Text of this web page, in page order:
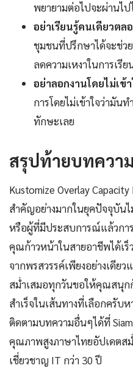
พยายามต่อไปจะผ่านไ
อย่าเรียนรู้คนเดียวตล
ชุมชนที่ปรึกษาได้จะช่วย
ลดความเหงาในการเรีย
อย่าลอกงานโดยไม่เข้า
การโดยไม่เข้าใจว่ามัน
ทักษะเลย
สรุปท้ายบทความ
Kustomize Overlay
สำคัญอย่างมากในยุคปัจจุบัน
หรือผู้ที่มีประสบการณ์แล้วการ
คุณก้าวหน้าในสายอาชีพได้เร็
จากพรสวรรค์เพียงอย่างเดีย
สม่ำเสมอทุกวันขอให้คุณสนุก
สำเร็จในเส้นทางที่เลือกครับ
ติดตามบทความอื่นๆได้ที่
คุณภาพสูงภาษาไทยอัปเดตส
เชี่ยวชาญ IT กว่า 30 ปี